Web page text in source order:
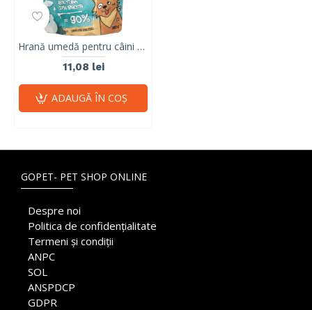
Hrană umedă pentru câini Mr. Bandit DuoProtein, pui și ton,380g
11,08 lei
ADAUGĂ ÎN COŞ
GOPET- PET SHOP ONLINE
Despre noi
Politica de confidențialitate
Termeni și condiții
ANPC
SOL
ANSPDCP
GDPR